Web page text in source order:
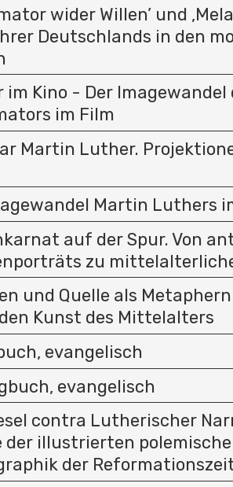
wider Willen’ und
Deutschlands in den
im Kino - Der Imagewandel
im Film
Martin Luther.
Martin Luthers
auf der Spur. Von
zu
und Quelle als
Kunst des Mittelalters
evangelisch
evangelisch
contra Lutherischer
der illustrierten
der